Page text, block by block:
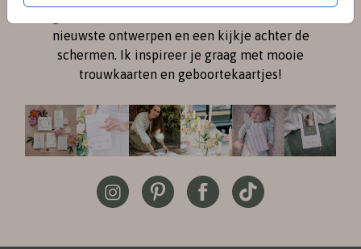
nieuwste ontwerpen en een kijkje achter de
schermen. Ik inspireer je graag met mooie
trouwkaarten en geboortekaartjes!